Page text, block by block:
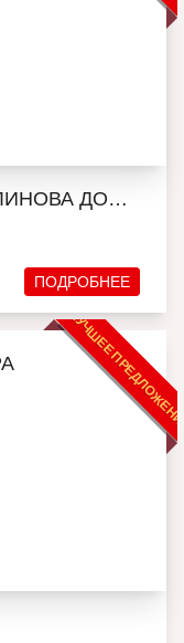
ДОЛИНА
ПОДРОБНЕЕ
ЛУЧШЕЕ